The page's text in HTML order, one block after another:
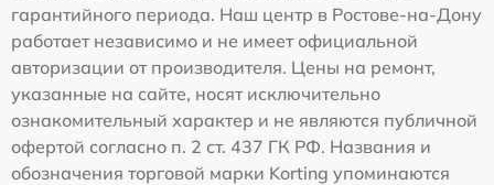
гарантийного периода. Наш центр в Ростове-на-Дону
работает независимо и не имеет официальной
авторизации от производителя. Цены на ремонт,
указанные на сайте, носят исключительно
ознакомительный характер и не являются публичной
офертой согласно п. 2 ст. 437 ГК РФ. Названия и
обозначения торговой марки Korting упоминаются